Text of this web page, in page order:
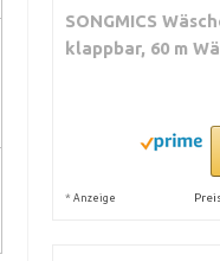
SONGMICS
klappbar, 60 m
* Anzeige